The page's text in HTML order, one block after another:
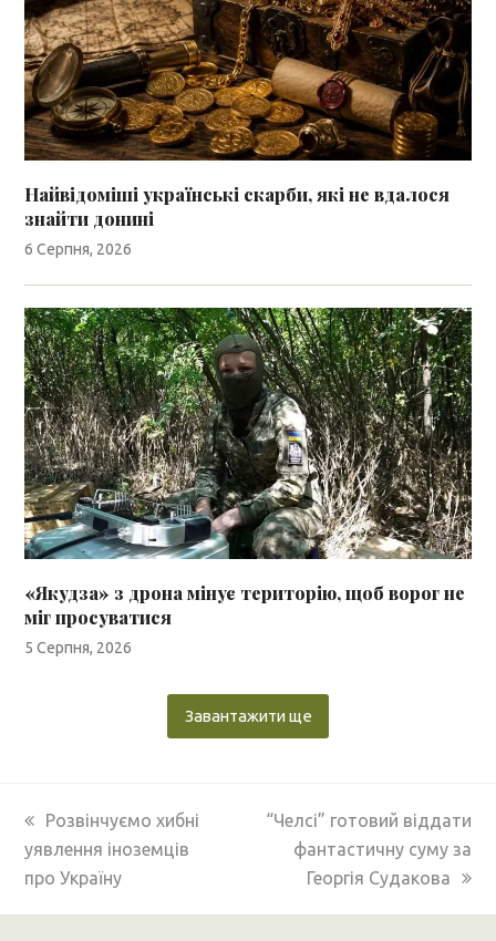
Найвідоміші українські скарби, які не вдалося
знайти донині
6 Серпня, 2026
«Якудза» з дрона мінує територію, щоб ворог не
міг просуватися
5 Серпня, 2026
Завантажити ще
previous
post:
Розвінчуємо хибні
уявлення іноземців
про Україну
next
post:
“Челсі” готовий віддати
фантастичну суму за
Георгія Судакова